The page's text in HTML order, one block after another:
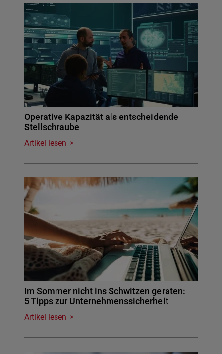
Operative Kapazität als entscheidende
Stellschraube
Artikel lesen
Im Sommer nicht ins Schwitzen geraten:
5 Tipps zur Unternehmenssicherheit
Artikel lesen